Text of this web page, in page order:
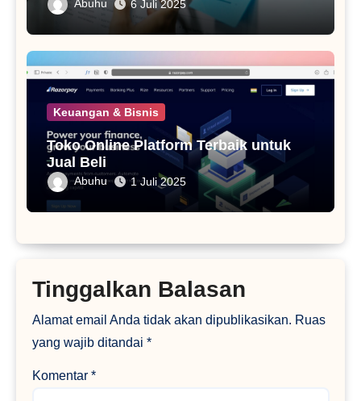
Abuhu 6 Juli 2025
Keuangan & Bisnis
Toko Online Platform Terbaik untuk
Jual Beli
Abuhu 1 Juli 2025
Tinggalkan Balasan
Alamat email Anda tidak akan dipublikasikan. Ruas
yang wajib ditandai *
Komentar *